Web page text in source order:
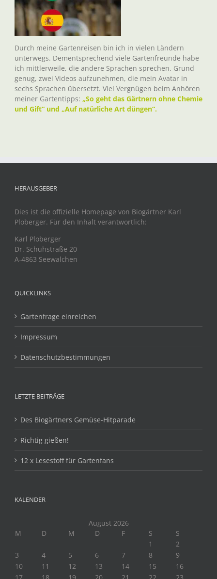
Durch meine Gartenreisen bin ich in vielen Ländern
unterwegs. Dementsprechend viele Gartenfreunde habe
ich mittlerweile, die andere Sprachen sprechen. Grund
genug, zwei Videos aufzunehmen, die mein Avatar in
sechs Sprachen übersetzt. Viel Vergnügen beim Anhören
meiner Gartentipps: „So geht das Gärtnern ohne Chemie
und Gift“ und „Auf natürliche Art düngen“.
HERAUSGEBER
Dies ist die offizielle Homepage von Biogärtner Karl
Ploberger. Für den Inhalt verantwortlich:
Karl Ploberger
Dr. Schuhstraße 20
A-4863 Seewalchen
QUICKLINKS
Gartenfrage einreichen
Impressum
Datenschutzbestimmungen
LETZTE BEITRÄGE
Des Biogärtners Gemüse-Hitparade
Richtig gießen!
12 x Lesestoff für Gartenfans
KALENDER
August 2026
M
D M D F S
S
1
2
3
4 5 6 7 8
9
10
11 12 13 14 15
16
17
18 19 20 21 22 23